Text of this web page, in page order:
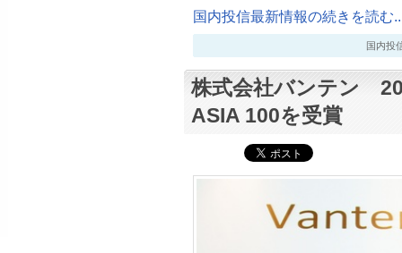
国内投信最新情報の続きを読む
国内投
株式会社バンテン
ASIA 100を受賞